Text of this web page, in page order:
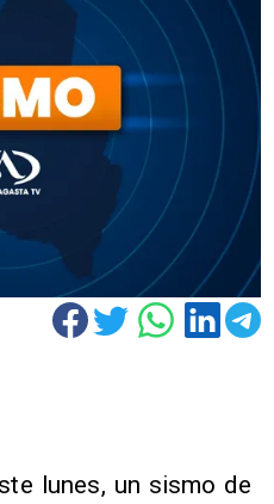
lunes, un sismo de